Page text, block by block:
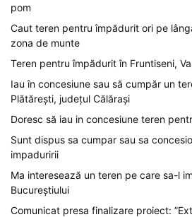
pom
Caut teren pentru împădurit ori pe
zona de munte
Teren pentru împădurit în Fruntiseni,
Iau în concesiune sau să cumpăr un
Plătărești, județul Călărași
Doresc să iau in concesiune teren
Sunt dispus sa cumpar sau sa
impaduririi
Ma interesează un teren pe care sa-l
Bucureștiului
Comunicat presa finalizare proiect: